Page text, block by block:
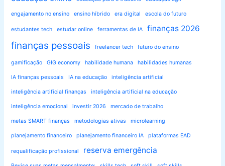
engajamento no ensino ensino híbrido era digital escola do futuro
estudantes tech estudar online ferramentas de IA finanças 2026
finanças pessoais freelancer tech futuro do ensino
gamificação GIG economy habilidade humana habilidades humanas
IA finanças pessoais IA na educação inteligência artificial
inteligência artificial finanças inteligência artificial na educação
inteligência emocional investir 2026 mercado de trabalho
metas SMART finanças metodologias ativas microlearning
planejamento financeiro planejamento financeiro IA plataformas EAD
requalificação profissional reserva emergência